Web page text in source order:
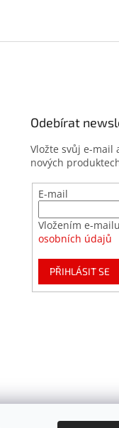
Odebírat
Vložte svůj e-mail
nových
E-mail
Vložením e-
osobních údajů
PŘIHLÁSIT SE